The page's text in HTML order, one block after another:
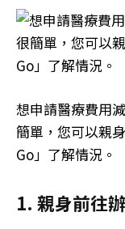
想申請醫療費用
簡單，您可以親
Go」了解情況。
1. 親身前往